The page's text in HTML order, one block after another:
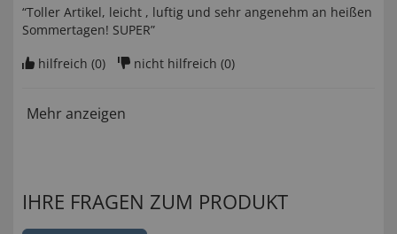
“Toller Artikel, leicht , luftig und sehr angenehm an heißen
Sommertagen! SUPER”
hilfreich (0) nicht hilfreich (0)
Mehr anzeigen
IHRE FRAGEN ZUM PRODUKT